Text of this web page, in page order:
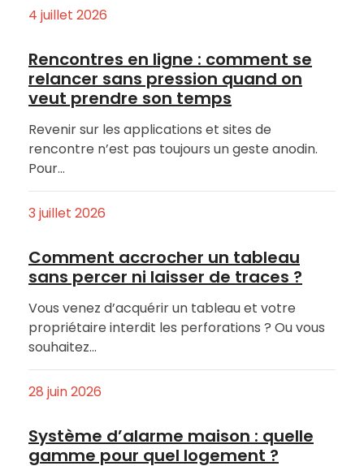
4 juillet 2026
Rencontres en ligne : comment se
relancer sans pression quand on
veut prendre son temps
Revenir sur les applications et sites de
rencontre n’est pas toujours un geste anodin.
Pour…
3 juillet 2026
Comment accrocher un tableau
sans percer ni laisser de traces ?
Vous venez d’acquérir un tableau et votre
propriétaire interdit les perforations ? Ou vous
souhaitez…
28 juin 2026
Système d’alarme maison : quelle
gamme pour quel logement ?